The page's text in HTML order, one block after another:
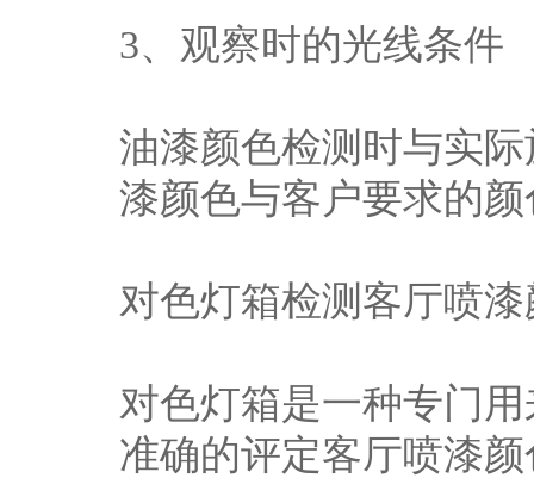
3、观察时的光线条件
油漆颜色检测时与实
漆颜色与客户要求的
对色灯箱检测客厅喷
对色灯箱是一种专门
准确的评定客厅喷漆